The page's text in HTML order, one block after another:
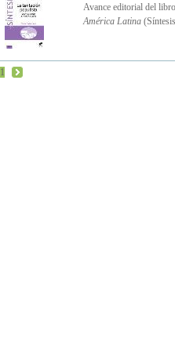
Avance editorial del
América Latina
1